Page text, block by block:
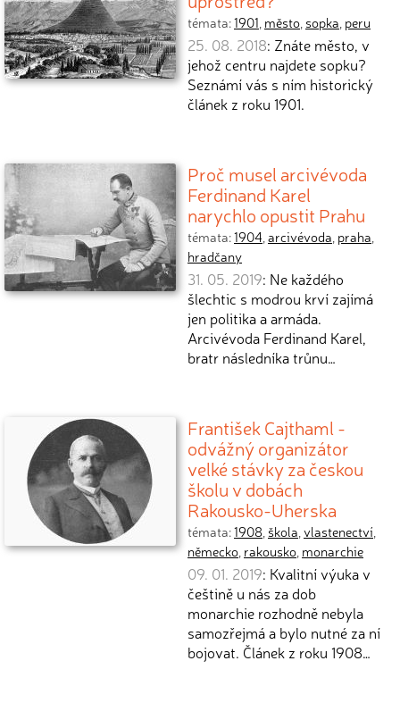
témata:1901, město, sopka, peru
25. 08. 2018: Znáte město, v
jehož centru najdete sopku?
Seznámí vás s ním historický
článek z roku 1901.
Proč musel arcivévoda
Ferdinand Karel
narychlo opustit Prahu
témata:1904,arcivévoda, praha,
hradčany
31. 05. 2019: Ne každého
šlechtic s modrou krví zajímá
jen politika a armáda.
Arcivévoda Ferdinand Karel,
bratr následníka trůnu…
František Cajthaml -
odvážný organizátor
velké stávky za českou
školu v dobách
Rakousko-Uherska
témata:1908, škola,vlastenectví,
německo, rakousko, monarchie
09. 01. 2019: Kvalitní výuka v
češtině u nás za dob
monarchie rozhodně nebyla
samozřejmá a bylo nutné za ní
bojovat. Článek z roku 1908…